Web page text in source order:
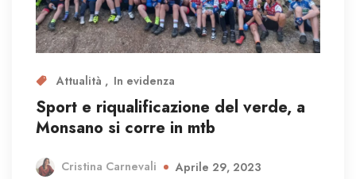
Attualità In evidenza
Sport e riqualificazione del verde, a
Monsano si corre in mtb
Cristina Carnevali Aprile 29, 2023